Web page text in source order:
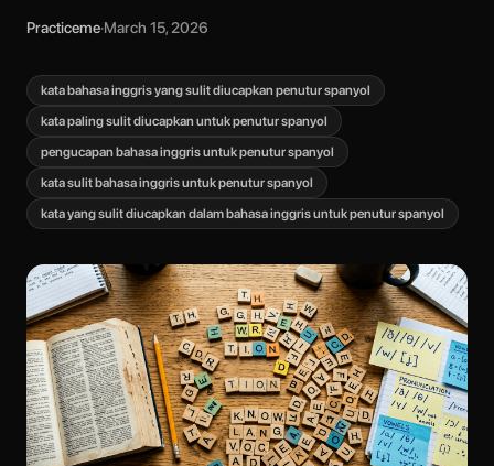
Practiceme·March 15, 2026
kata bahasa inggris yang sulit diucapkan penutur spanyol
kata paling sulit diucapkan untuk penutur spanyol
pengucapan bahasa inggris untuk penutur spanyol
kata sulit bahasa inggris untuk penutur spanyol
kata yang sulit diucapkan dalam bahasa inggris untuk penutur spanyol